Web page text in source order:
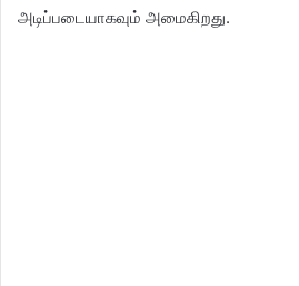
அடிப்படையாகவும் அமைகிறது.